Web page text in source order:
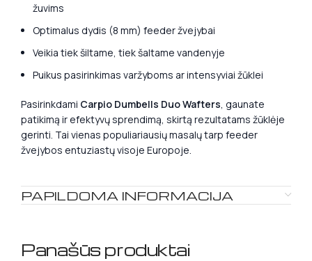
žuvims
Optimalus dydis (8 mm) feeder žvejybai
Veikia tiek šiltame, tiek šaltame vandenyje
Puikus pasirinkimas varžyboms ar intensyviai žūklei
Pasirinkdami Carpio Dumbells Duo Wafters, gaunate
patikimą ir efektyvų sprendimą, skirtą rezultatams žūklėje
gerinti. Tai vienas populiariausių masalų tarp feeder
žvejybos entuziastų visoje Europoje.
PAPILDOMA INFORMACIJA
Panašūs produktai